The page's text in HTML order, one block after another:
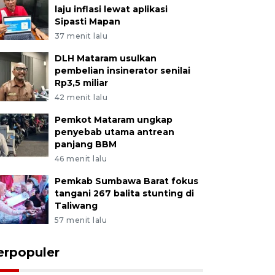
laju inflasi lewat aplikasi
Sipasti Mapan
37 menit lalu
DLH Mataram usulkan
pembelian insinerator senilai
Rp3,5 miliar
42 menit lalu
Pemkot Mataram ungkap
penyebab utama antrean
panjang BBM
46 menit lalu
Pemkab Sumbawa Barat fokus
tangani 267 balita stunting di
Taliwang
57 menit lalu